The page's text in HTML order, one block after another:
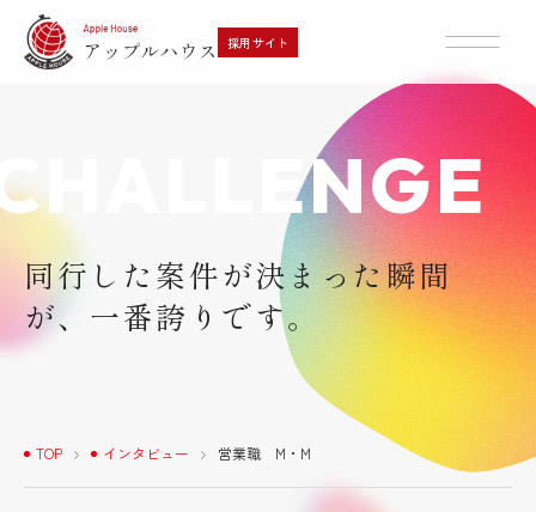
採用サイト
営業スタイルとインセンティブ
同行した案件が決まった瞬間
が、一番誇りです。
TOP インタビュー 営業職 M・M